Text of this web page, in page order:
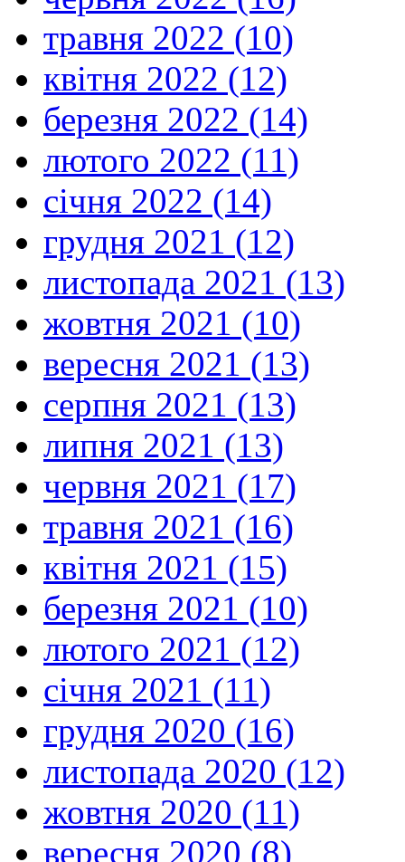
травня 2022 (10)
квітня 2022 (12)
березня 2022 (14)
лютого 2022 (11)
січня 2022 (14)
грудня 2021 (12)
листопада 2021 (13)
жовтня 2021 (10)
вересня 2021 (13)
серпня 2021 (13)
липня 2021 (13)
червня 2021 (17)
травня 2021 (16)
квітня 2021 (15)
березня 2021 (10)
лютого 2021 (12)
січня 2021 (11)
грудня 2020 (16)
листопада 2020 (12)
жовтня 2020 (11)
вересня 2020 (8)